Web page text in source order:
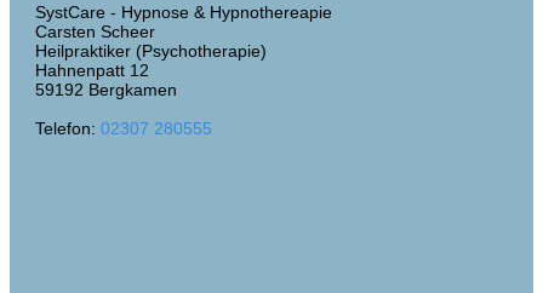
SystCare - Hypnose & Hypnothereapie
Carsten Scheer
Heilpraktiker (Psychotherapie)
Hahnenpatt 12
59192 Bergkamen
Telefon: 02307 280555